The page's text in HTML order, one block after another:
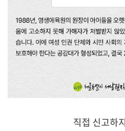
직접 신고하